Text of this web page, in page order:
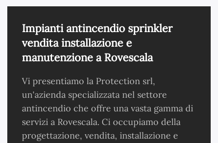
Impianti antincendio sprinkler
vendita installazione e
manutenzione a Rovescala
Vi presentiamo la Protection srl,
un'azienda specializzata nel settore
antincendio che offre una vasta gamma di
servizi a Rovescala. Ci occupiamo della
progettazione, vendita, installazione e